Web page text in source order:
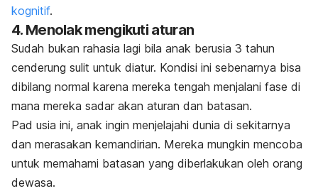
kognitif.
4. Menolak mengikuti aturan
Sudah bukan rahasia lagi bila anak berusia 3 tahun
cenderung sulit untuk diatur. Kondisi ini sebenarnya bisa
dibilang normal karena mereka tengah menjalani fase di
mana mereka sadar akan aturan dan batasan.
Pad usia ini, anak ingin menjelajahi dunia di sekitarnya
dan merasakan kemandirian. Mereka mungkin mencoba
untuk memahami batasan yang diberlakukan oleh orang
dewasa.